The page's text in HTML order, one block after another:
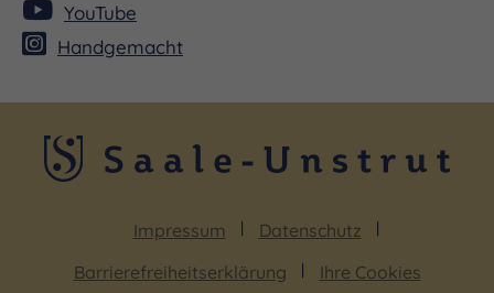
YouTube
Handgemacht
Impressum
Datenschutz
Barrierefreiheitserklärung
Ihre Cookies